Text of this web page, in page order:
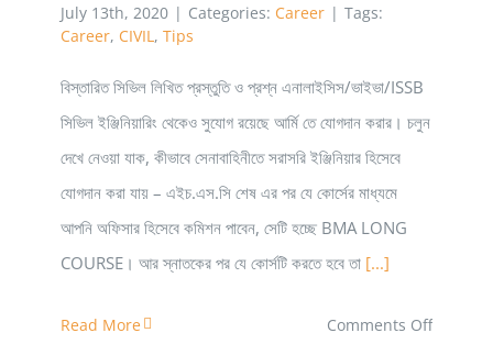
July 13th, 2020 | Categories: Career | Tags:
Career, CIVIL, Tips
বিস্তারিত সিভিল লিখিত প্রস্তুতি ও প্রশ্ন এনালাইসিস/ভাইভা/ISSB
সিভিল ইঞ্জিনিয়ারিং থেকেও সুযোগ রয়েছে আর্মি তে যোগদান করার। চলুন
দেখে নেওয়া যাক, কীভাবে সেনাবাহিনীতে সরাসরি ইঞ্জিনিয়ার হিসেবে
যোগদান করা যায় – এইচ.এস.সি শেষ এর পর যে কোর্সের মাধ্যমে
আপনি অফিসার হিসেবে কমিশন পাবেন, সেটি হচ্ছে BMA LONG
COURSE। আর স্নাতকের পর যে কোর্সটি করতে হবে তা [...]
Read More Comments Offon